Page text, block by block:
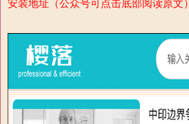
安装地址（公众号可点击底部阅读原文）